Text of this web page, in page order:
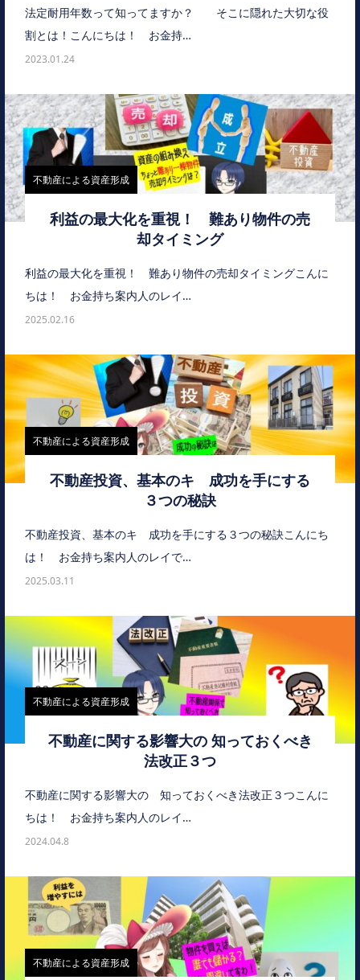
法定耐用年数って知ってますか？ そこに隠れた大切な役
割とは！こんにちは！ お金持…
2023.01.24
不動産による資産形成
利益の最大化を重視！ 難あり物件の売
却タイミング
利益の最大化を重視！ 難あり物件の売却タイミングこんに
ちは！ お金持ち案内人のレイ…
2025.02.16
不動産による資産形成
不動産投資、基本のキ 成功を手にする
３つの秘訣
不動産投資、基本のキ 成功を手にする３つの秘訣こんにち
は！ お金持ち案内人のレイで…
2025.03.11
不動産による資産形成
不動産に関する影響大の 知っておくべき
法改正３つ
不動産に関する影響大の 知っておくべき法改正３つこんに
ちは！ お金持ち案内人のレイ…
2024.04.8
不動産による資産形成